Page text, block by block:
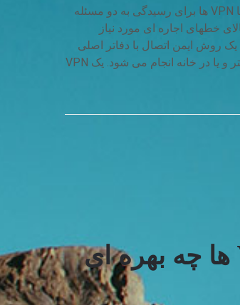
شبکه های خصوصی مجازی یا VPN ها برای رسیدگی به دو مسئله
خطهای اجاره ای مورد نیاز
یک روش ایمن اتصال با دفاتر اصلی
برای زمانیکه کار بیرون از دفتر و یا در خانه انجام می شود. یک VPN
از کریو VPN ها چه بهره ای